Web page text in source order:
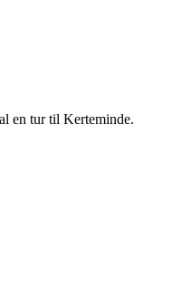
en tur til Kerteminde.